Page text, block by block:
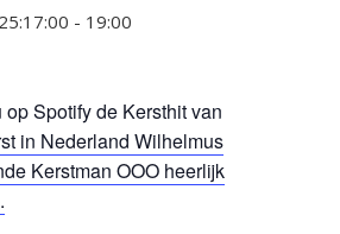
- 19:00
op Spotify de Kersthit van
in Nederland Wilhelmus
Kerstman OOO heerlijk